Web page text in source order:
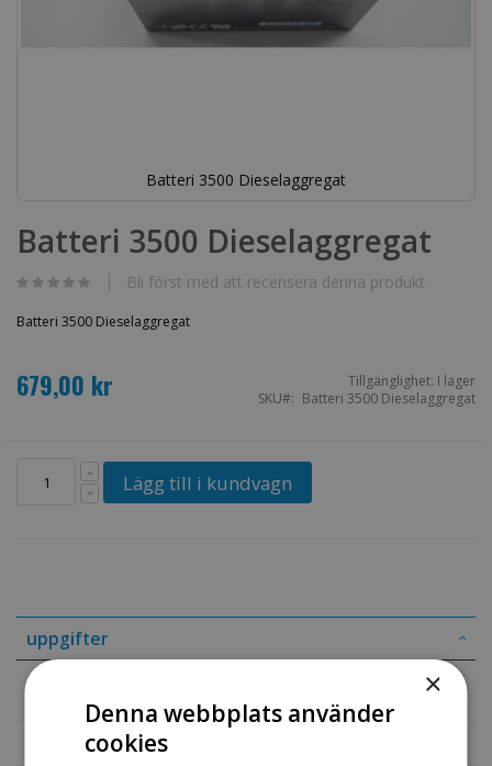
Batteri 3500 Dieselaggregat
till
början
bildgalleriet
Batteri 3500 Dieselaggregat
Bli först med att recensera denna produkt
Batteri 3500 Dieselaggregat
679,00 kr Tillgänglighet: I lager
SKU
Batteri 3500 Dieselaggregat
Lägg till i kundvagn
uppgifter
Mer information
×
Denna webbplats använder
cookies